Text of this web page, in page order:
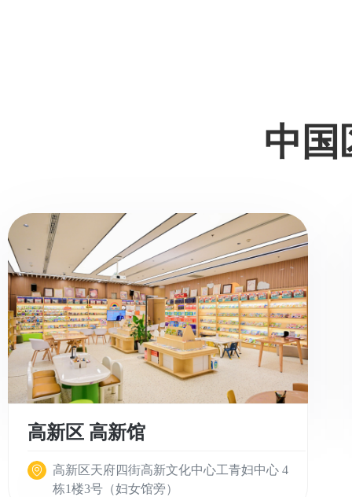
中国
高新区 高新馆
高新区天府四街高新文化中心工青妇中心 4
栋1楼3号（妇女馆旁）